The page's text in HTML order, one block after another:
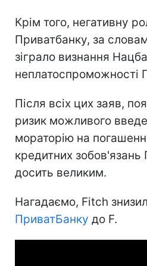
Крім того, негативну
Приватбанку, за
зіграло визнання
неплатоспроможності
Після всіх цих заяв,
ризик можливого
мораторію на
кредитних
досить великим.
Нагадаємо, Fitch
ПриватБанку до F.